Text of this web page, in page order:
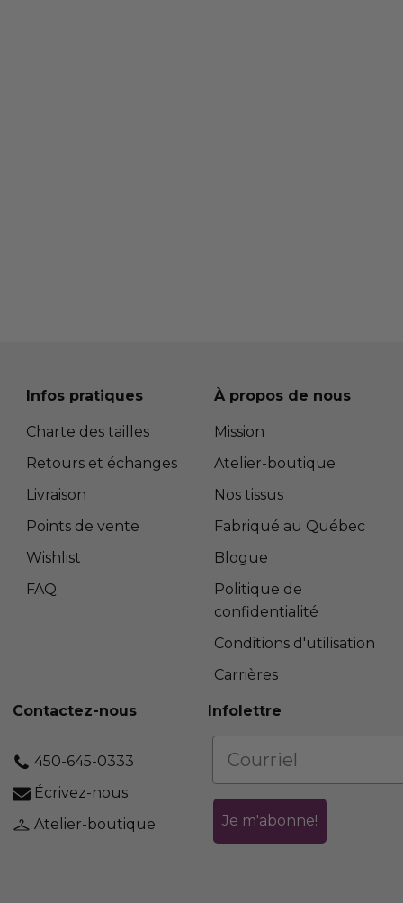
Infos pratiques
Charte des tailles
Retours et échanges
Livraison
Points de vente
Wishlist
FAQ
À propos de nous
Mission
Atelier-boutique
Nos tissus
Fabriqué au Québec
Blogue
Politique de
confidentialité
Conditions d'utilisation
Carrières
Contactez-nous
450-645-0333
Écrivez-nous
Atelier-boutique
Infolettre
Je m'abonne!